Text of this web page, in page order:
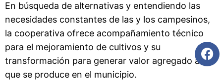
En búsqueda de alternativas y entendiendo las
necesidades constantes de las y los campesinos,
la cooperativa ofrece acompañamiento técnico
para el mejoramiento de cultivos y su
transformación para generar valor agregado a lo
que se produce en el municipio.